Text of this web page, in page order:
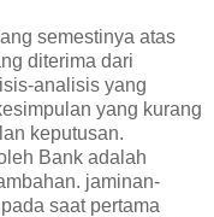
semestinya atas
diterima dari
analisis yang
yang kurang
keputusan.
Bank adalah
jaminan-
saat pertama